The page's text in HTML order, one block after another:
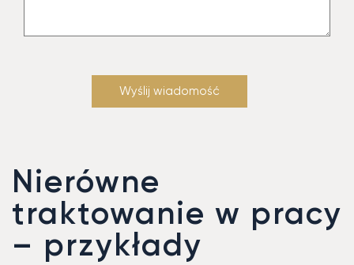
Nierówne
traktowanie w pracy
– przykłady